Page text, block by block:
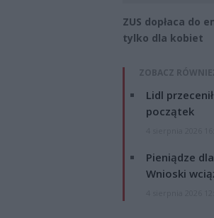
ZUS dopłaca do
tylko dla kobiet
ZOBACZ
Lidl
początek
Pieniądze
Wnioski